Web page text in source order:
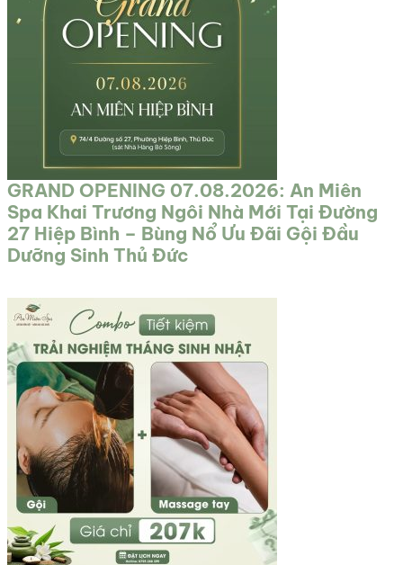
GRAND OPENING 07.08.2026: An Miên
Spa Khai Trương Ngôi Nhà Mới Tại Đường
27 Hiệp Bình – Bùng Nổ Ưu Đãi Gội Đầu
Dưỡng Sinh Thủ Đức